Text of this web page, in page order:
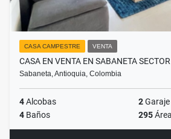
CASA CAMPESTRE VENTA
CASA EN VENTA EN SABANETA
Sabaneta, Antioquia, Colombia
4Alcobas 2Garaje
4 Baños 295